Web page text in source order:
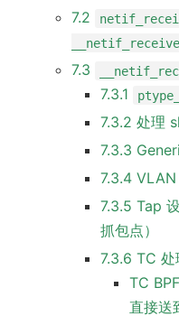
7.2
7.3
7.3.1
7.3.2 处理
7.3.3
7.3.4 VLAN
7.3.5 Tap
抓包点）
7.3.6 TC 处
TC
直接送